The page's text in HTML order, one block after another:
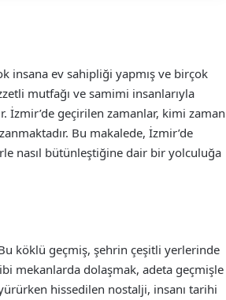
insana ev sahipliği yapmış ve birçok
mutfağı ve samimi insanlarıyla
İzmir’de geçirilen zamanlar, kimi zaman
Bu makalede, İzmir’de
nasıl bütünleştiğine dair bir yolculuğa
köklü geçmiş, şehrin çeşitli yerlerinde
mekanlarda dolaşmak, adeta geçmişle
hissedilen nostalji, insanı tarihi